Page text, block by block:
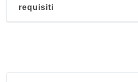
requisiti